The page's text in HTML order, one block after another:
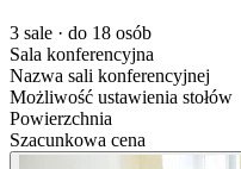
3 sale · do 18 osób
Sala konferencyjna
Nazwa sali konferencyjnej
Możliwość ustawienia stołów
Powierzchnia
Szacunkowa cena